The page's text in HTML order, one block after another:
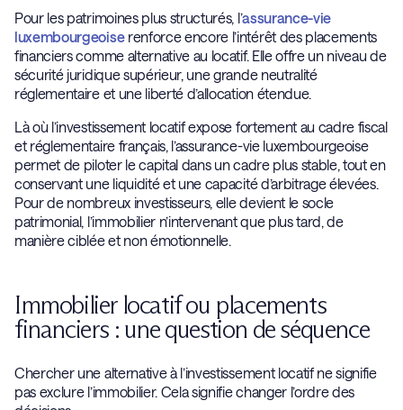
Pour les patrimoines plus structurés, l’assurance-vie
luxembourgeoiserenforce encore l’intérêt des placements
financiers comme alternative au locatif. Elle offre un niveau de
sécurité juridique supérieur, une grande neutralité
réglementaire et une liberté d’allocation étendue.
Là où l’investissement locatif expose fortement au cadre fiscal
et réglementaire français, l’assurance-vie luxembourgeoise
permet de piloter le capital dans un cadre plus stable, tout en
conservant une liquidité et une capacité d’arbitrage élevées.
Pour de nombreux investisseurs, elle devient le socle
patrimonial, l’immobilier n’intervenant que plus tard, de
manière ciblée et non émotionnelle.
Immobilier locatif ou placements
financiers : une question de séquence
Chercher une alternative à l’investissement locatif ne signifie
pas exclure l’immobilier. Cela signifie changer l’ordre des